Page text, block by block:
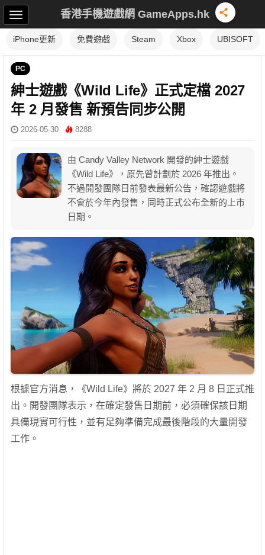
香港手機遊戲網 GameApps.hk
iPhone更新 免費遊戲 Steam Xbox UBISOFT
PC
紳士遊戲《Wild Life》正式定檔 2027
年 2 月發售 新預告同步公開
2026-05-30 8288
由 Candy Valley Network 開發的紳士遊戲
《Wild Life》，原先曾計劃於 2026 年推出。
不過開發團隊日前發表最新公告，確認遊戲將
不會於今年內發售，同時正式公布全新的上市
日期。
根據官方消息，《Wild Life》將於 2027 年 2 月 8 日正式推
出。開發團隊表示，在確定發售日期前，必須確保該日期
具備現實可行性，並有足夠準備完成最後階段的大量開發
工作。